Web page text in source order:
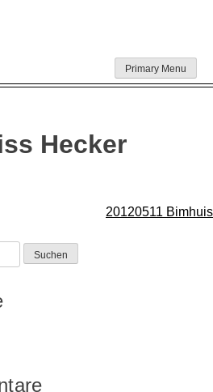
Primary Menu
Hecker
20120511 Bimhuis